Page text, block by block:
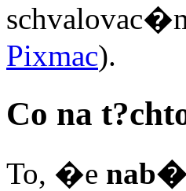
Pixmac).
Co na
To, �e